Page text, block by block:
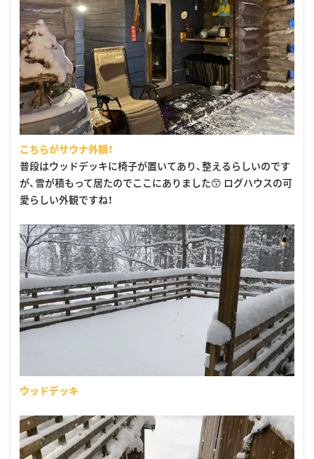
こちらがサウナ外観！
普段はウッドデッキに椅子が置いてあり、整えるらしいのです
が、雪が積もって居たのでここにありました😙 ログハウスの可
愛らしい外観ですね！
ウッドデッキ